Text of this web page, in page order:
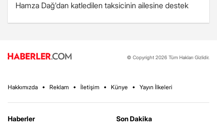
Hamza Dağ'dan katledilen taksicinin ailesine destek
© Copyright 2026 Tüm Hakları Gizlidir.
Hakkımızda Reklam İletişim Künye Yayın İlkeleri
Haberler
Son Dakika